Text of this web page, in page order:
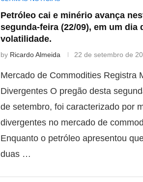
Petróleo cai e minério avança
segunda-feira (22/09), em um dia
volatilidade.
by Ricardo Almeida 22 de setembro de
Mercado de Commodities Registra
Divergentes O pregão desta
de setembro, foi caracterizado por
divergentes no mercado de
Enquanto o petróleo apresentou
duas …